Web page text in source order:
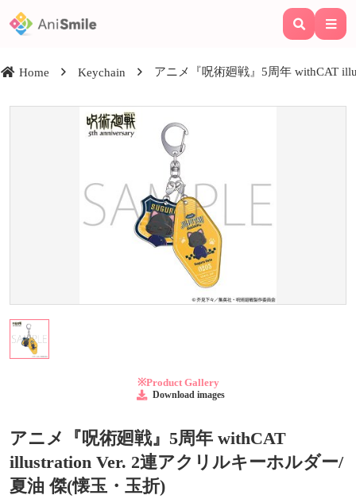
Home Keychain アニメ『呪術廻戦』5周年 withCAT
※Product Gallery
Download images
アニメ『呪術廻戦』5周年 withCAT
illustration Ver. 2連アクリルキーホルダー/
夏油 傑(懐玉・玉折)